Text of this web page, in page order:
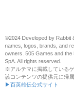
©2024 Developed by Rabbit
names, logos, brands, and
owners. 505 Games and
SpA. All rights reserved.
※アルテマに掲載している
該コンテンツの提供元に帰
▶百英雄伝公式サイト